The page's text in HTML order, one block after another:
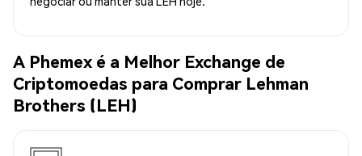
A Phemex é a Melhor Exchange de
Criptomoedas para Comprar Lehman
Brothers (LEH)